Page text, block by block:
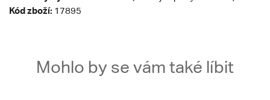
Kód zboží: 17895
Mohlo by se vám také líbit